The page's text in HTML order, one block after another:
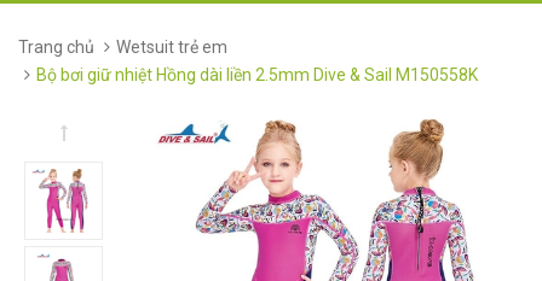
Trang chủ
Wetsuit trẻ em
Bộ bơi giữ nhiệt Hồng dài liền 2.5mm Dive & Sail M150558K